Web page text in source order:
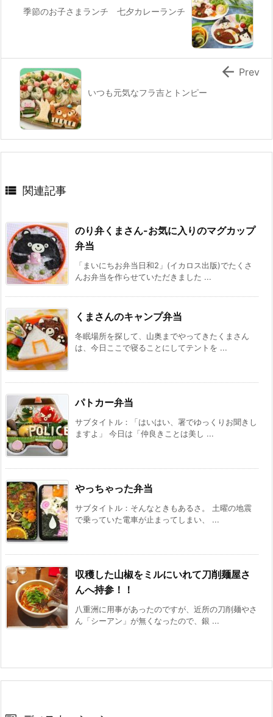
季節のお子さまランチ 七夕カレーランチ
いつも元気なフラ吉とトンピー
 Prev
 関連記事
のり弁くまさん-お気に入りのマグカップ
弁当
「まいにちお弁当日和2」(イカロス出版)でたくさ
んお弁当を作らせていただきました ...
くまさんのキャンプ弁当
冬眠場所を探して、山奥までやってきたくまさん
は、今日ここで寝ることにしてテントを ...
パトカー弁当
サブタイトル：「はいはい、署でゆっくりお聞きし
ますよ」 今日は「仲良きことは美し ...
やっちゃった弁当
サブタイトル：そんなときもあるさ。 土曜の地震
で乗っていた電車が止まってしまい、 ...
収穫した山椒をミルにいれて刀削麺屋さ
んへ持参！！
八重洲に用事があったのですが、近所の刀削麺やさ
ん「シーアン」が無くなったので、銀 ...